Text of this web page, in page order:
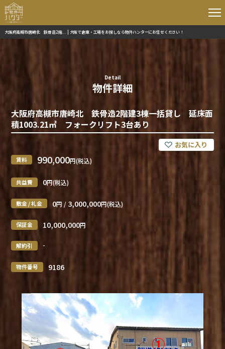
大阪府高槻市唐崎北 鉄骨造2階... | 大阪で倉庫・工場をお探しなら物件ハンターにお任せください！
Detail
物件詳細
大阪府高槻市唐崎北 鉄骨造2階建3棟一括貸し 延床面
積1003.21㎡ フォークリフト3台あり
賃料 990,000円(税込)
共益費 0円(税込)
敷金 / 礼金 0円 / 3,000,000円(税込)
保証金 10,000,000円
解約引 -
物件番号 9186